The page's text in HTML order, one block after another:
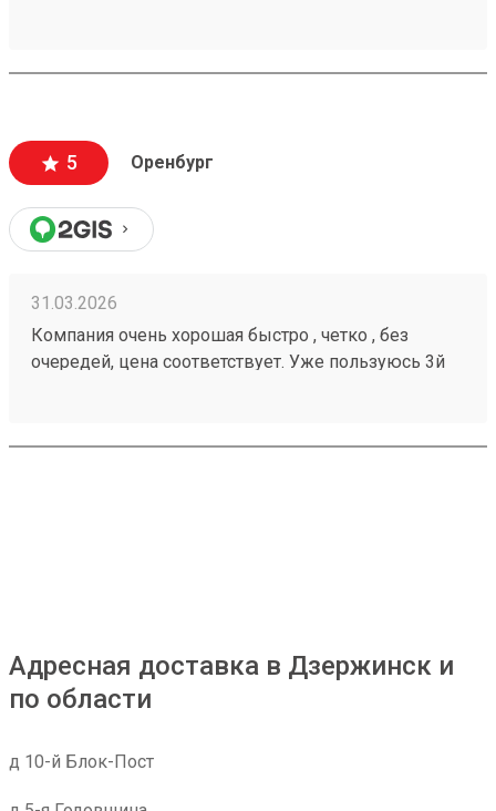
5 Оренбург
31.03.2026
Компания очень хорошая быстро , четко , без
очередей, цена соответствует. Уже пользуюсь 3й
Адресная доставка в Дзержинск и
по области
д 10-й Блок-Пост